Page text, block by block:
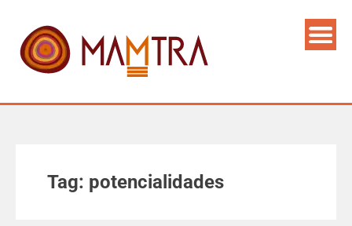
Tag: potencialidades